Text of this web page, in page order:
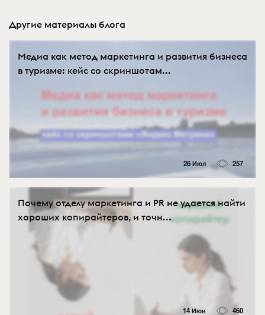
Другие материалы блога
Медиа как метод маркетинга и развития бизнеса
в туризме: кейс со скриншотам...
26 Июл 257
Почему отделу маркетинга и PR не удается найти
хороших копирайтеров, и точн...
14 Июн 460